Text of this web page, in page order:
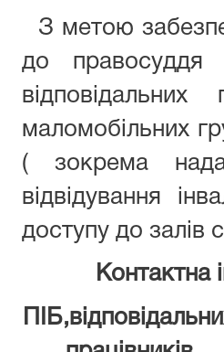
З метою
до правосуддя
маломобільних
( зокрема
відвідування
доступу до залів
Контактна